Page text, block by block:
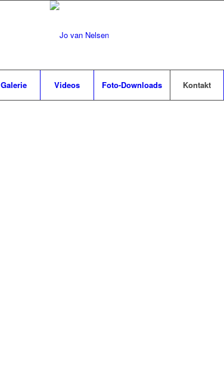
Galerie Videos Foto-Downloads Kontakt